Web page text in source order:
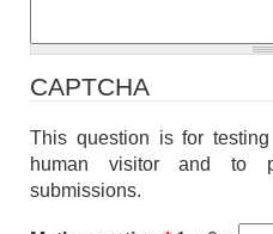
CAPTCHA
This question is for
human visitor and to
submissions.